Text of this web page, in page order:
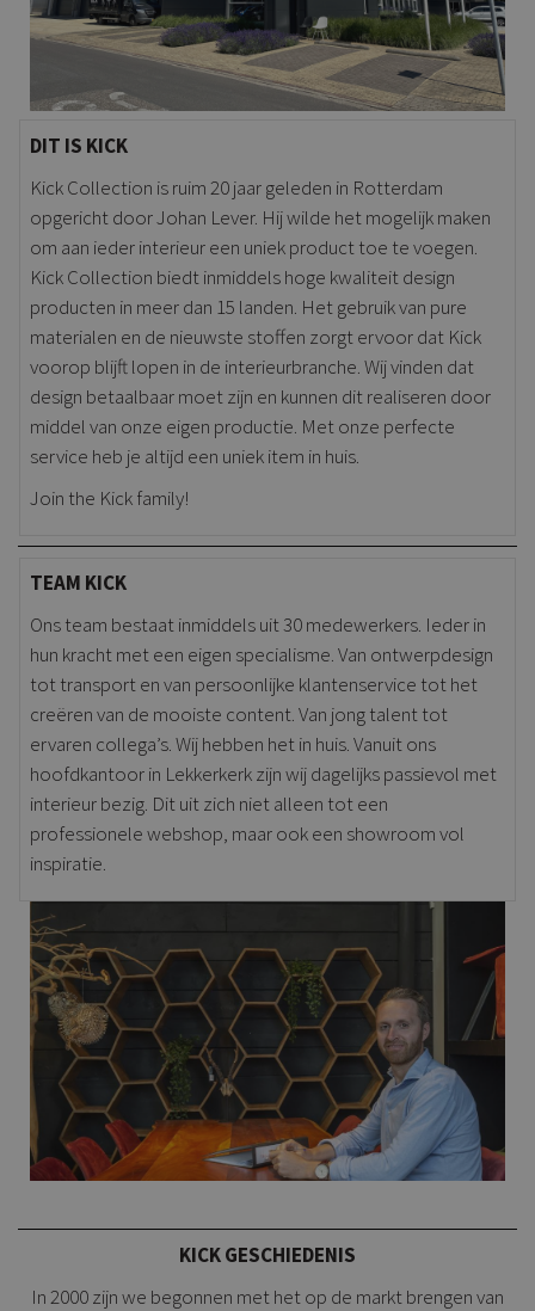
DIT IS KICK
Kick Collection is ruim 20 jaar geleden in Rotterdam
opgericht door Johan Lever. Hij wilde het mogelijk maken
om aan ieder interieur een uniek product toe te voegen.
Kick Collection biedt inmiddels hoge kwaliteit design
producten in meer dan 15 landen. Het gebruik van pure
materialen en de nieuwste stoffen zorgt ervoor dat Kick
voorop blijft lopen in de interieurbranche. Wij vinden dat
design betaalbaar moet zijn en kunnen dit realiseren door
middel van onze eigen productie. Met onze perfecte
service heb je altijd een uniek item in huis.
Join the Kick family!
TEAM KICK
Ons team bestaat inmiddels uit 30 medewerkers. Ieder in
hun kracht met een eigen specialisme. Van ontwerpdesign
tot transport en van persoonlijke klantenservice tot het
creëren van de mooiste content. Van jong talent tot
ervaren collega’s. Wij hebben het in huis. Vanuit ons
hoofdkantoor in Lekkerkerk zijn wij dagelijks passievol met
interieur bezig. Dit uit zich niet alleen tot een
professionele webshop, maar ook een showroom vol
inspiratie.
KICK GESCHIEDENIS
In 2000 zijn we begonnen met het op de markt brengen van